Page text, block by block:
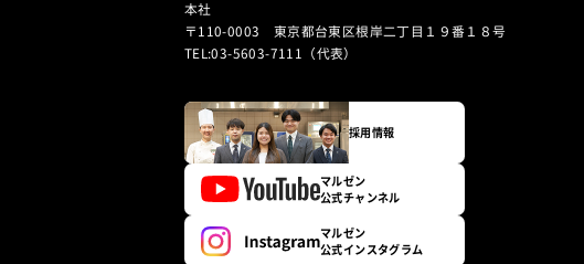
本社
〒110-0003 東京都台東区根岸二丁目１９番１８号
TEL:03-5603-7111（代表）
採用情報
マルゼン
公式チャンネル
マルゼン
公式インスタグラム